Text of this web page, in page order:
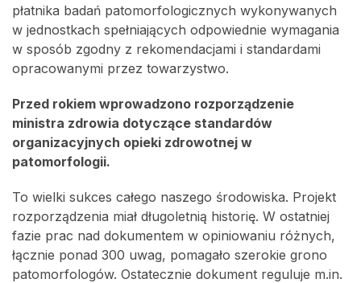
płatnika badań patomorfologicznych wykonywanych
w jednostkach spełniających odpowiednie wymagania
w sposób zgodny z rekomendacjami i standardami
opracowanymi przez towarzystwo.
Przed rokiem wprowadzono rozporządzenie
ministra zdrowia dotyczące standardów
organizacyjnych opieki zdrowotnej w
patomorfologii.
To wielki sukces całego naszego środowiska. Projekt
rozporządzenia miał długoletnią historię. W ostatniej
fazie prac nad dokumentem w opiniowaniu różnych,
łącznie ponad 300 uwag, pomagało szerokie grono
patomorfologów. Ostatecznie dokument reguluje m.in.